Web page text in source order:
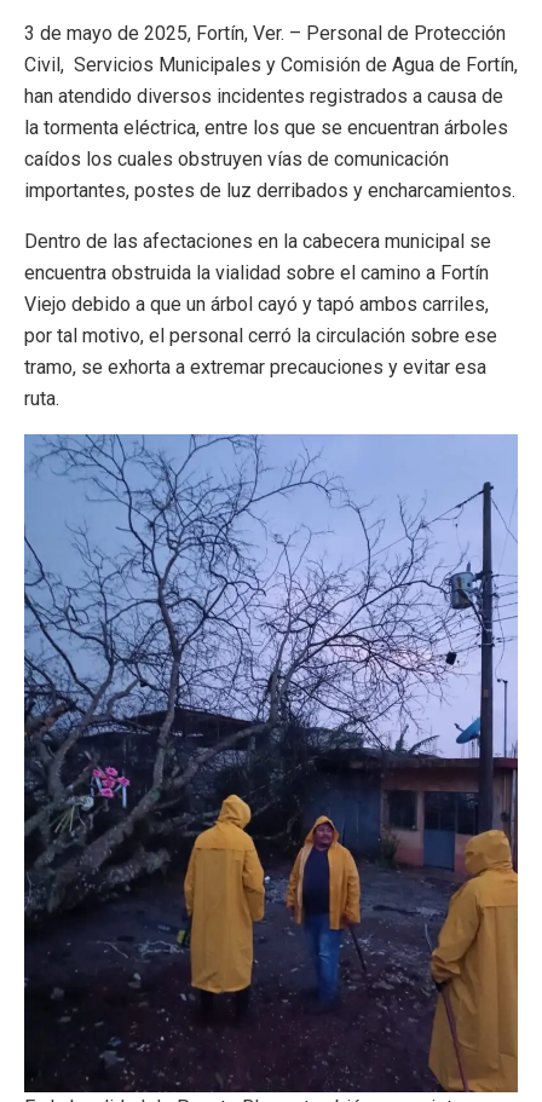
3 de mayo de 2025, Fortín, Ver. – Personal de Protección
Civil, Servicios Municipales y Comisión de Agua de Fortín,
han atendido diversos incidentes registrados a causa de
la tormenta eléctrica, entre los que se encuentran árboles
caídos los cuales obstruyen vías de comunicación
importantes, postes de luz derribados y encharcamientos.
Dentro de las afectaciones en la cabecera municipal se
encuentra obstruida la vialidad sobre el camino a Fortín
Viejo debido a que un árbol cayó y tapó ambos carriles,
por tal motivo, el personal cerró la circulación sobre ese
tramo, se exhorta a extremar precauciones y evitar esa
ruta.